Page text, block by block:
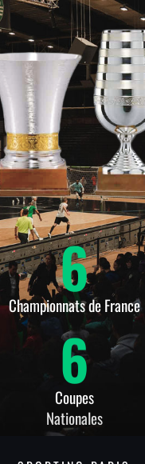
Championnats de France
6
Coupes
Nationales
6